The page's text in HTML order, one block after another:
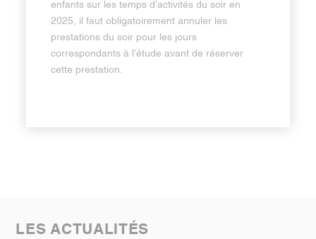
enfants sur les temps d’activités du soir en
2025, il faut obligatoirement annuler les
prestations du soir pour les jours
correspondants à l’étude avant de réserver
cette prestation.
LES ACTUALITÉS